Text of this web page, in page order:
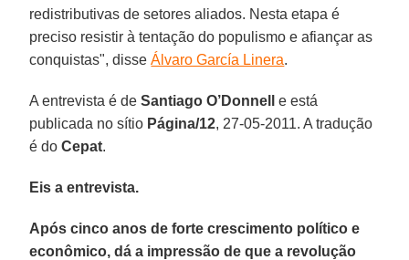
redistributivas de setores aliados. Nesta etapa é
preciso resistir à tentação do populismo e afiançar as
conquistas", disseÁlvaro García Linera.
A entrevista é deSantiago O’Donnell
e está
publicada no sítio Página/12, 27-05-2011. A tradução
é doCepat.
Eis a entrevista.
Após cinco anos de forte crescimento político e
econômico, dá a impressão de que a revolução